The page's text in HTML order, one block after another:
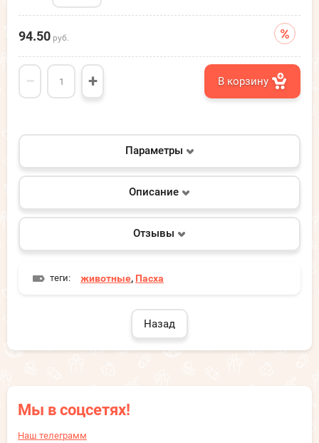
Мы в соцсетях!
Наш телеграмм
94.50 руб.
− + В корзину
Параметры
Описание
Отзывы
теги: животные, Пасха
Назад